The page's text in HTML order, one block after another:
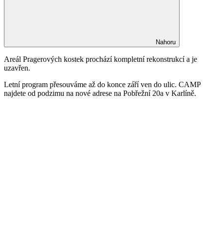
Nahoru
Areál Pragerových kostek prochází kompletní rekonstrukcí a je
uzavřen.
Letní program přesouváme až do konce září ven do ulic. CAMP
najdete od podzimu na nové adrese na Pobřežní 20a v Karlíně.